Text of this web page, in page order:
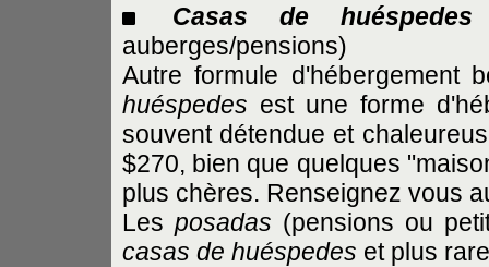
Casas de
auberges/pensions)
Autre formule d'hébergement
huéspedes est une forme
souvent détendue et
$270, bien que quelques
plus chères. Renseignez vous
Les posadas (pensions ou
casas de huéspedes et plus